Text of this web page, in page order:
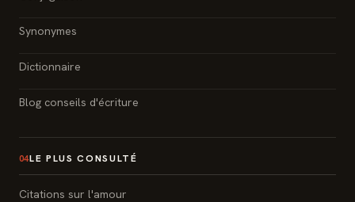
Synonymes
Dictionnaire
Blog conseils d'écriture
04LE PLUS CONSULTÉ
Citations sur l'amour